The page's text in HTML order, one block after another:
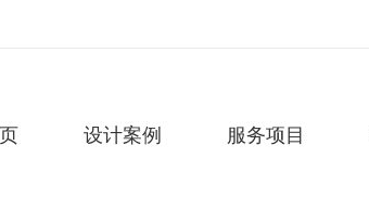
设计案例 服务项目